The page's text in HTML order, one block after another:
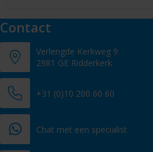
Contact
Verlengde Kerkweg 9
2981 GE Ridderkerk
+31 (0)10 200 60 60
Chat met een specialist